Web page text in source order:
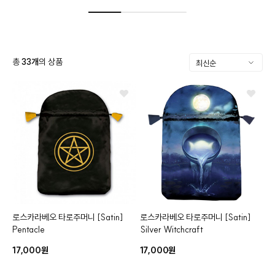
카드
총33개의 상품
로스카라베오 타로주머니 [Satin]
Pentacle
17,000원
로스카라베오 타로주머니 [Satin]
Silver Witchcraft
17,000원